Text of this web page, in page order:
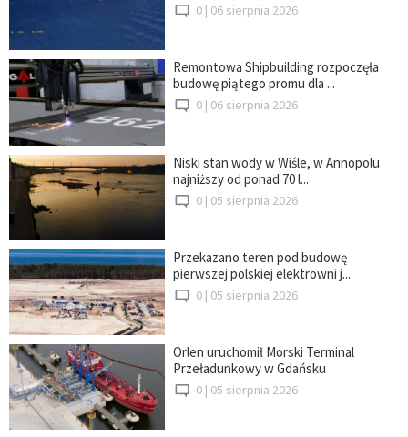
0 | 06 sierpnia 2026
Remontowa Shipbuilding rozpoczęła
budowę piątego promu dla ...
0 | 06 sierpnia 2026
Niski stan wody w Wiśle, w Annopolu
najniższy od ponad 70 l...
0 | 05 sierpnia 2026
Przekazano teren pod budowę
pierwszej polskiej elektrowni j...
0 | 05 sierpnia 2026
Orlen uruchomił Morski Terminal
Przeładunkowy w Gdańsku
0 | 05 sierpnia 2026